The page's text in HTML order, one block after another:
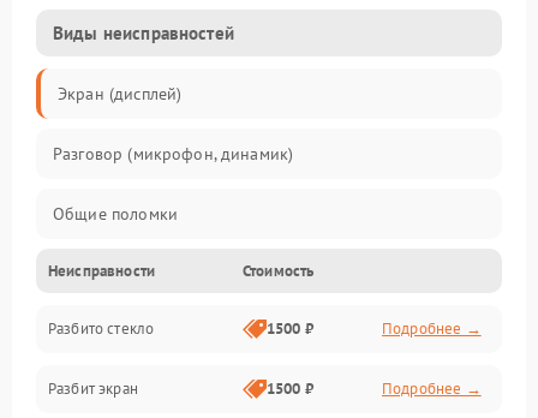
Виды неисправностей
Экран (дисплей)
Разговор (микрофон, динамик)
Общие поломки
Проблемы связи
Камеры
Проблемы с дисплеем и сенсором
Неисправности Стоимость
Разбито стекло 1500 ₽ Подробнее →
Разбит экран 1500 ₽ Подробнее →